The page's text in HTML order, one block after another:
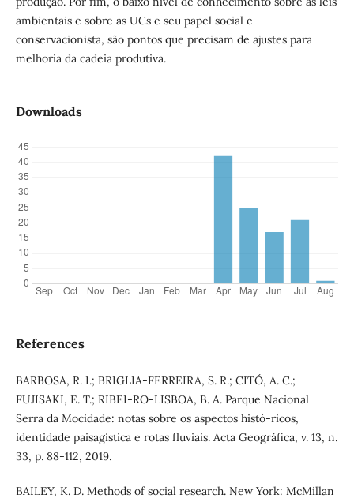
ambientais e sobre as UCs e seu papel social e
conservacionista, são pontos que precisam de ajustes para
melhoria da cadeia produtiva.
Downloads
References
BARBOSA, R. I.; BRIGLIA-FERREIRA, S. R.; CITÓ, A. C.;
FUJISAKI, E. T.; RIBEI-RO-LISBOA, B. A. Parque Nacional
Serra da Mocidade: notas sobre os aspectos histó-ricos,
identidade paisagística e rotas fluviais. Acta Geográfica, v. 13, n.
33, p. 88-112, 2019.
BAILEY, K. D. Methods of social research. New York: McMillan